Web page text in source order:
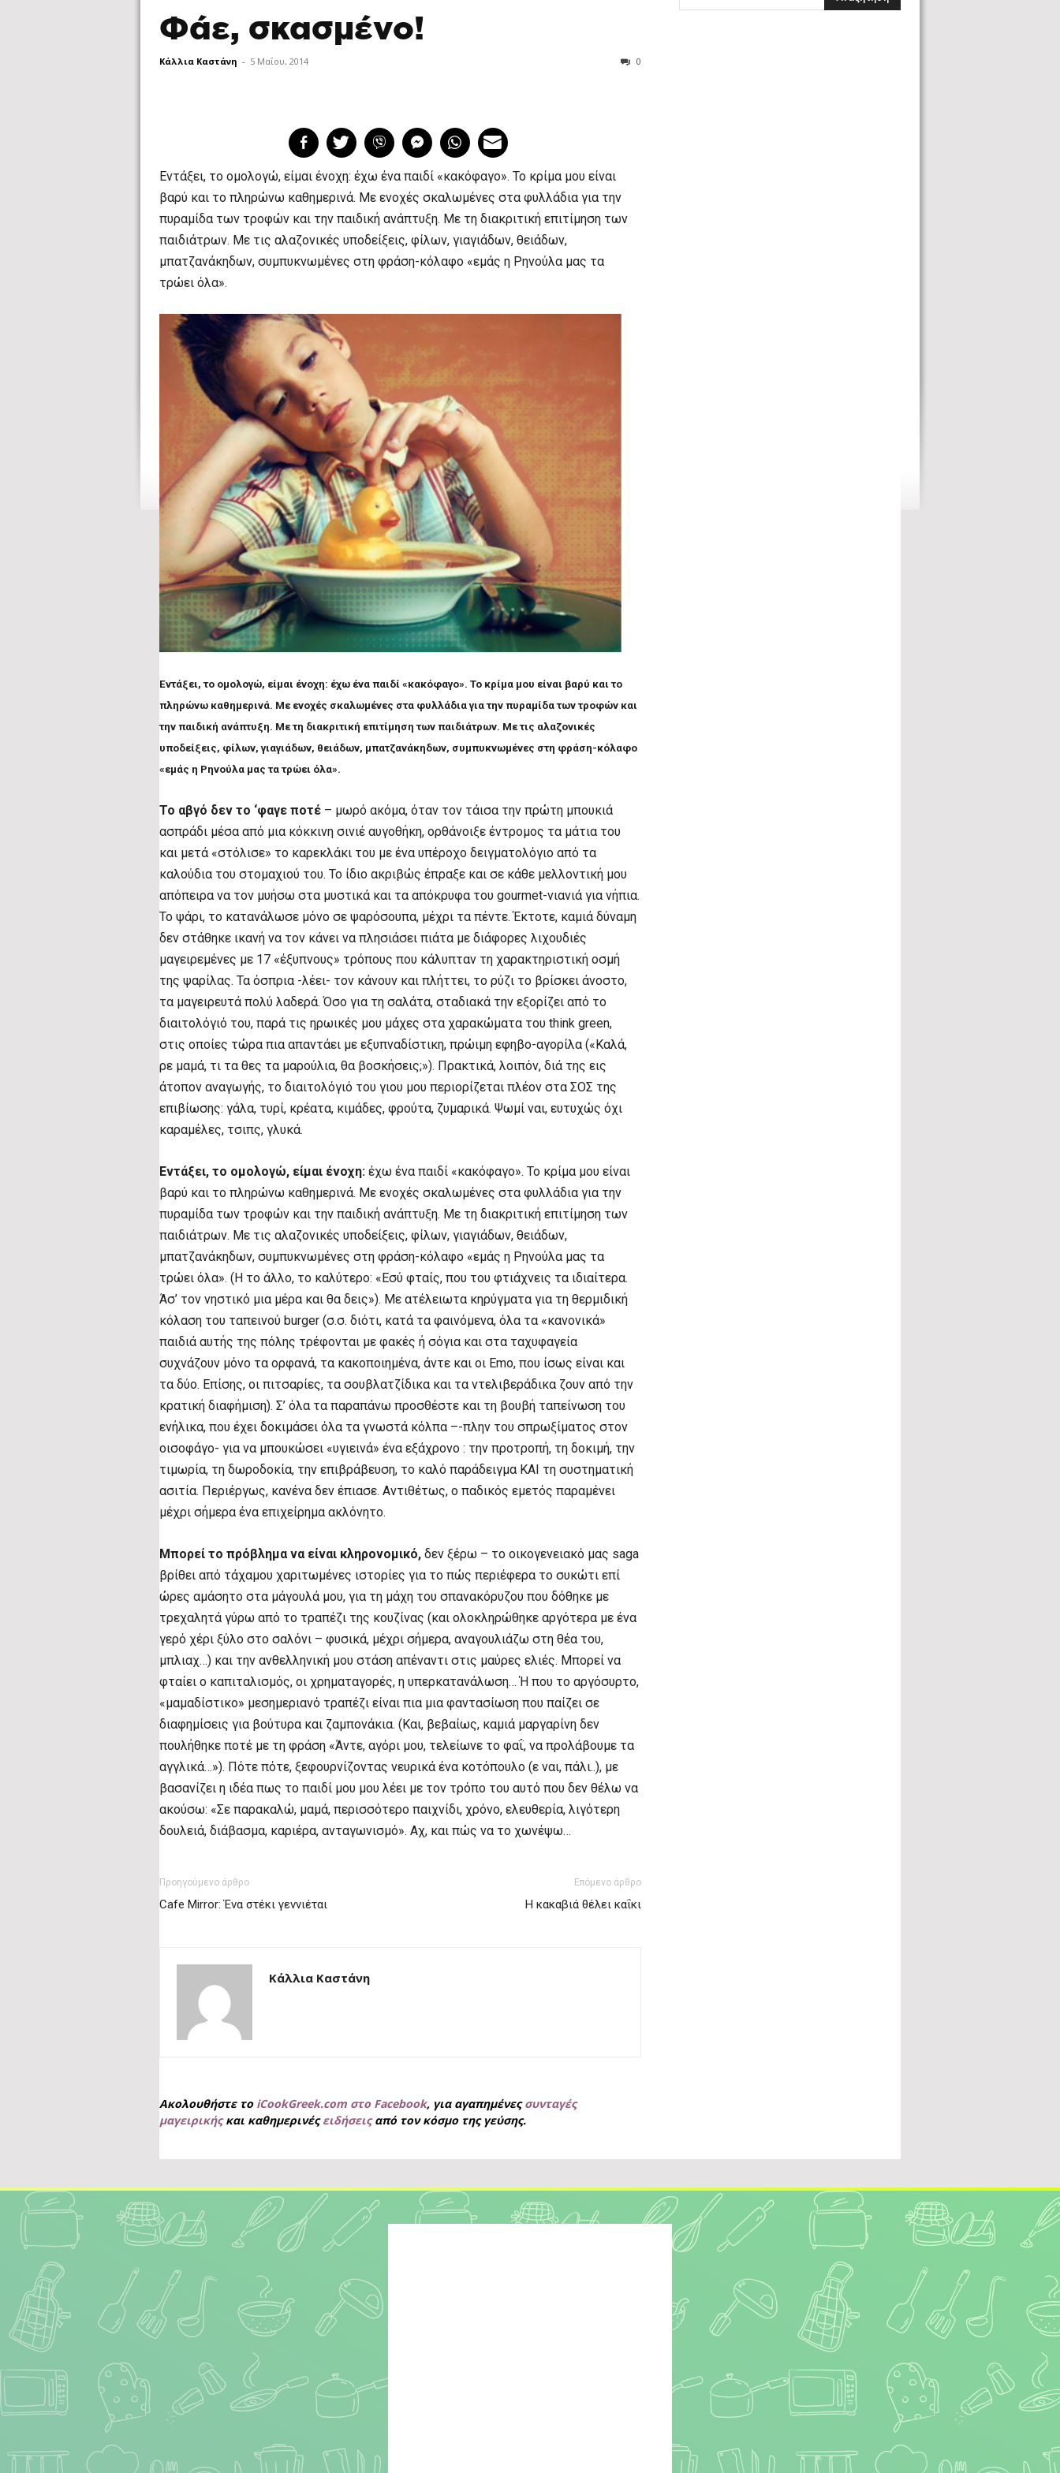
Φάε, σκασμένο!
Κάλλια Καστάνη - 5 Μαΐου, 2014 0
Εντάξει, το ομολογώ, είμαι ένοχη: έχω ένα παιδί «κακόφαγο». Το κρίμα μου είναι
βαρύ και το πληρώνω καθημερινά. Με ενοχές σκαλωμένες στα φυλλάδια για την
πυραμίδα των τροφών και την παιδική ανάπτυξη. Με τη διακριτική επιτίμηση των
παιδιάτρων. Με τις αλαζονικές υποδείξεις, φίλων, γιαγιάδων, θειάδων,
μπατζανάκηδων, συμπυκνωμένες στη φράση-κόλαφο «εμάς η Ρηνούλα μας τα
τρώει όλα».
Εντάξει, το ομολογώ, είμαι ένοχη: έχω ένα παιδί «κακόφαγο». Το κρίμα μου είναι βαρύ και το
πληρώνω καθημερινά. Με ενοχές σκαλωμένες στα φυλλάδια για την πυραμίδα των τροφών και
την παιδική ανάπτυξη. Με τη διακριτική επιτίμηση των παιδιάτρων. Με τις αλαζονικές
υποδείξεις, φίλων, γιαγιάδων, θειάδων, μπατζανάκηδων, συμπυκνωμένες στη φράση-κόλαφο
«εμάς η Ρηνούλα μας τα τρώει όλα».
Το αβγό δεν το ‘φαγε ποτέ – μωρό ακόμα, όταν τον τάισα την πρώτη μπουκιά
ασπράδι μέσα από μια κόκκινη σινιέ αυγοθήκη, ορθάνοιξε έντρομος τα μάτια του
και μετά «στόλισε» το καρεκλάκι του με ένα υπέροχο δειγματολόγιο από τα
καλούδια του στομαχιού του. Το ίδιο ακριβώς έπραξε και σε κάθε μελλοντική μου
απόπειρα να τον μυήσω στα μυστικά και τα απόκρυφα του gourmet-νιανιά για νήπια.
Το ψάρι, το κατανάλωσε μόνο σε ψαρόσουπα, μέχρι τα πέντε. Έκτοτε, καμιά δύναμη
δεν στάθηκε ικανή να τον κάνει να πλησιάσει πιάτα με διάφορες λιχουδιές
μαγειρεμένες με 17 «έξυπνους» τρόπους που κάλυπταν τη χαρακτηριστική οσμή
της ψαρίλας. Τα όσπρια -λέει- τον κάνουν και πλήττει, το ρύζι το βρίσκει άνοστο,
τα μαγειρευτά πολύ λαδερά. Όσο για τη σαλάτα, σταδιακά την εξορίζει από το
διαιτολόγιό του, παρά τις ηρωικές μου μάχες στα χαρακώματα του think green,
στις οποίες τώρα πια απαντάει με εξυπναδίστικη, πρώιμη εφηβο-αγορίλα («Καλά,
ρε μαμά, τι τα θες τα μαρούλια, θα βοσκήσεις;»). Πρακτικά, λοιπόν, διά της εις
άτοπον αναγωγής, το διαιτολόγιό του γιου μου περιορίζεται πλέον στα ΣΟΣ της
επιβίωσης: γάλα, τυρί, κρέατα, κιμάδες, φρούτα, ζυμαρικά. Ψωμί ναι, ευτυχώς όχι
καραμέλες, τσιπς, γλυκά.
Εντάξει, το ομολογώ, είμαι ένοχη: έχω ένα παιδί «κακόφαγο». Το κρίμα μου είναι
βαρύ και το πληρώνω καθημερινά. Με ενοχές σκαλωμένες στα φυλλάδια για την
πυραμίδα των τροφών και την παιδική ανάπτυξη. Με τη διακριτική επιτίμηση των
παιδιάτρων. Με τις αλαζονικές υποδείξεις, φίλων, γιαγιάδων, θειάδων,
μπατζανάκηδων, συμπυκνωμένες στη φράση-κόλαφο «εμάς η Ρηνούλα μας τα
τρώει όλα». (Η το άλλο, το καλύτερο: «Εσύ φταίς, που του φτιάχνεις τα ιδιαίτερα.
Άσ’ τον νηστικό μια μέρα και θα δεις»). Με ατέλειωτα κηρύγματα για τη θερμιδική
κόλαση του ταπεινού burger (σ.σ. διότι, κατά τα φαινόμενα, όλα τα «κανονικά»
παιδιά αυτής της πόλης τρέφονται με φακές ή σόγια και στα ταχυφαγεία
συχνάζουν μόνο τα ορφανά, τα κακοποιημένα, άντε και οι Εmo, που ίσως είναι και
τα δύο. Επίσης, οι πιτσαρίες, τα σουβλατζίδικα και τα ντελιβεράδικα ζουν από την
κρατική διαφήμιση). Σ’ όλα τα παραπάνω προσθέστε και τη βουβή ταπείνωση του
ενήλικα, που έχει δοκιμάσει όλα τα γνωστά κόλπα –-πλην του σπρωξίματος στον
οισοφάγο- για να μπουκώσει «υγιεινά» ένα εξάχρονο : την προτροπή, τη δοκιμή, την
τιμωρία, τη δωροδοκία, την επιβράβευση, το καλό παράδειγμα ΚΑΙ τη συστηματική
ασιτία. Περιέργως, κανένα δεν έπιασε. Αντιθέτως, ο παδικός εμετός παραμένει
μέχρι σήμερα ένα επιχείρημα ακλόνητο.
Μπορεί το πρόβλημα να είναι κληρονομικό, δεν ξέρω – το οικογενειακό μας saga
βρίθει από τάχαμου χαριτωμένες ιστορίες για το πώς περιέφερα το συκώτι επί
ώρες αμάσητο στα μάγουλά μου, για τη μάχη του σπανακόρυζου που δόθηκε με
τρεχαλητά γύρω από το τραπέζι της κουζίνας (και ολοκληρώθηκε αργότερα με ένα
γερό χέρι ξύλο στο σαλόνι – φυσικά, μέχρι σήμερα, αναγουλιάζω στη θέα του,
μπλιαχ…) και την ανθελληνική μου στάση απέναντι στις μαύρες ελιές. Μπορεί να
φταίει ο καπιταλισμός, οι χρηματαγορές, η υπερκατανάλωση… Ή που το αργόσυρτο,
«μαμαδίστικο» μεσημεριανό τραπέζι είναι πια μια φαντασίωση που παίζει σε
διαφημίσεις για βούτυρα και ζαμπονάκια. (Και, βεβαίως, καμιά μαργαρίνη δεν
πουλήθηκε ποτέ με τη φράση «Άντε, αγόρι μου, τελείωνε το φαΐ, να προλάβουμε τα
αγγλικά…»). Πότε πότε, ξεφουρνίζοντας νευρικά ένα κοτόπουλο (ε ναι, πάλι..), με
βασανίζει η ιδέα πως το παιδί μου μου λέει με τον τρόπο του αυτό που δεν θέλω να
ακούσω: «Σε παρακαλώ, μαμά, περισσότερο παιχνίδι, χρόνο, ελευθερία, λιγότερη
δουλειά, διάβασμα, καριέρα, ανταγωνισμό». Αχ, και πώς να το χωνέψω…
Προηγούμενο άρθρο
Cafe Mirror: Ένα στέκι γεννιέται
Επόμενο άρθρο
Η κακαβιά θέλει καΐκι
Κάλλια Καστάνη
Ακολουθήστε το iCookGreek.com στο Facebook, για αγαπημένεςσυνταγές
μαγειρικήςκαι καθημερινέςειδήσειςαπό τον κόσμο της γεύσης.